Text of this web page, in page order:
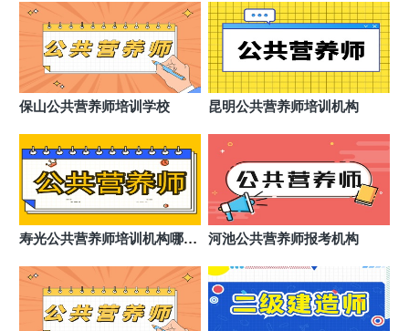
云南省大理白族自治州大理市下关镇南涧路53号腾瑞·
幸福里1栋18-13号
云南曲靖优路教育培训学校
云南省曲靖市麒麟区麒麟东路80号立得尚都豪庭1-2幢
4楼C3室（招商银行楼上）
9 云南红河州优路教育培训学校
10 云南玉溪优路教育培训学校
云南省玉溪市红塔区珊瑚路99号富然中心803室（彩虹
商业广场）
11 云南昆明优路教育培训学校
云南省昆明市五华区东风西路123号三合商利写字楼14
保山公共营养师培训学校 昆明公共营养师培训机构
寿光公共营养师培训机构哪个
河池公共营养师报考机构